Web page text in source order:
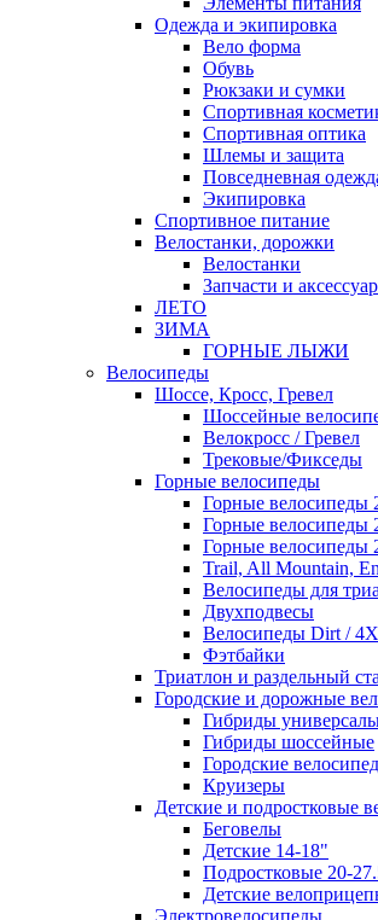
Одежда и экипировка
Вело форма
Обувь
Рюкзаки и сумки
Спортивная
Спортивная оптика
Шлемы и защита
Повседневная
Экипировка
Спортивное питание
Велостанки, дорожки
Велостанки
Запчасти и
ЛЕТО
ЗИМА
ГОРНЫЕ ЛЫЖИ
Велосипеды
Шоссе, Кросс, Гревел
Шоссейные
Велокросс / Гревел
Трековые/Фикседы
Горные велосипеды
Горные велосипеды
Горные велосипеды
Горные велосипеды
Trail, All Mountain,
Велосипеды для
Двухподвесы
Велосипеды Dirt / 4X
Фэтбайки
Триатлон и раздельный
Городские и дорожные
Гибриды
Гибриды шоссейные
Городские
Круизеры
Детские и подростковые
Беговелы
Детские 14-18"
Подростковые 20-
Детские
Электровелосипеды